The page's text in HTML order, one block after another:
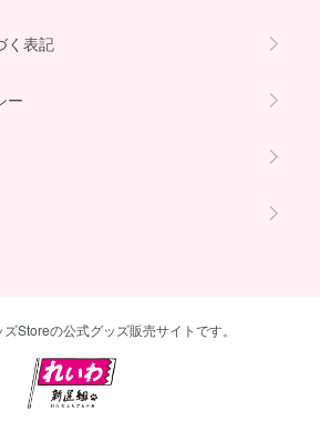
く表記
ー
Storeの公式グッズ販売サイトです。